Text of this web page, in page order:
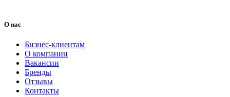
О нас
Бизнес-клиентам
О компании
Вакансии
Бренды
Отзывы
Контакты